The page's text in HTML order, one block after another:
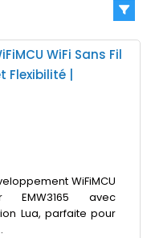
WiFi Sans Fil
Flexibilité |
WiFiMCU
EMW3165 avec
Lua, parfaite pour